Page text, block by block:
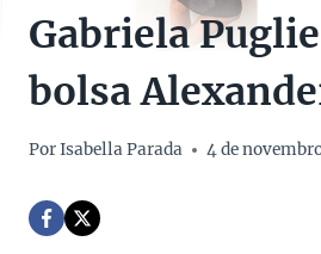
Gabriela
bolsa
PorIsabella Parada 4 de